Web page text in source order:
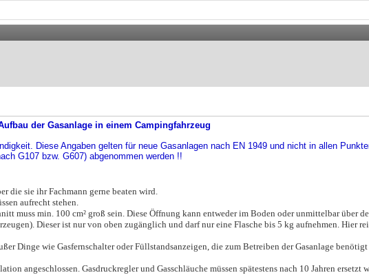
der Gasanlage in einem Campingfahrzeug
Diese Angaben gelten für neue Gasanlagen nach EN 1949 und nicht in allen
G107 bzw. G607) abgenommen werden !!
die sie ihr Fachmann gerne beaten wird.
aufrecht stehen.
muss min. 100 cm² groß sein. Diese Öffnung kann entweder im Boden oder unmittelbar über
Dieser ist nur von oben zugänglich und darf nur eine Flasche bis 5 kg aufnehmen. Hier
Dinge wie Gasfernschalter oder Füllstandsanzeigen, die zum Betreiben der Gasanlage
angeschlossen. Gasdruckregler und Gasschläuche müssen spätestens nach 10 Jahren ersetzt